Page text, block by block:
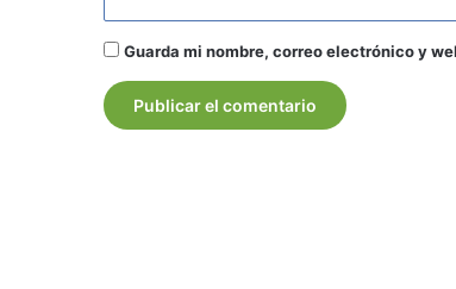
Guarda mi nombre, correo electrónico y